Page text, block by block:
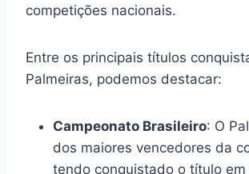
competições nacionais.
Entre os principais títulos
Palmeiras, podemos destacar:
Campeonato Brasileiro: O
dos maiores vencedores da
tendo conquistado o título em